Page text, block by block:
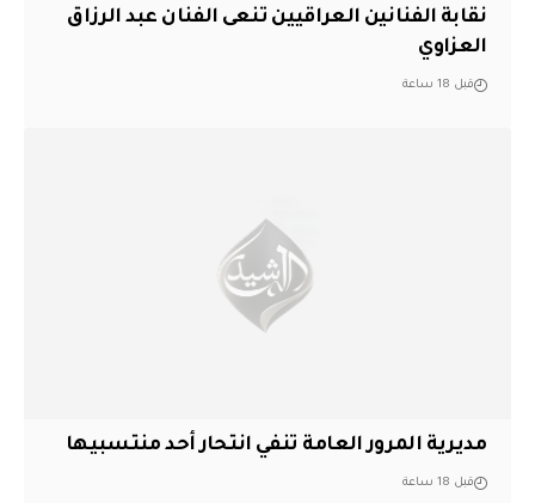
نقابة الفنانين العراقيين تنعى الفنان عبد الرزاق
العزاوي
قبل 18 ساعة
مديرية المرور العامة تنفي انتحار أحد منتسبيها
قبل 18 ساعة